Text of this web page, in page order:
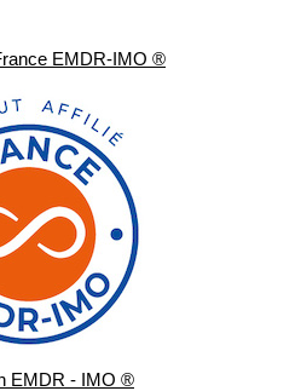
EMDR-IMO ®
EMDR - IMO ®